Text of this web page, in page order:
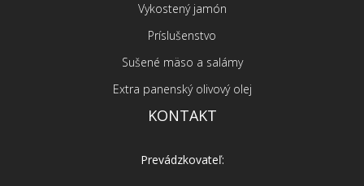
Vykostený jamón
Príslušenstvo
Sušené mäso a salámy
Extra panenský olivový olej
KONTAKT
Prevádzkovateľ: